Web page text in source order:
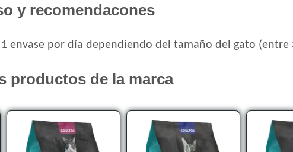
y recomendacones
envase por día dependiendo del tamaño del gato (entre
productos de la marca